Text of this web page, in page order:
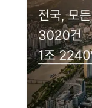
현재 네이버 지도